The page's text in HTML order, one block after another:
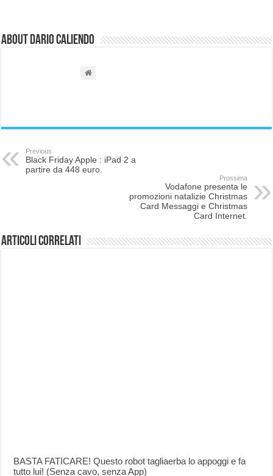
About Dario Caliendo
Previous
Black Friday Apple : iPad 2 a
partire da 448 euro.
Prossima
Vodafone presenta le
promozioni natalizie Christmas
Card Messaggi e Christmas
Card Internet.
Articoli correlati
BASTA FATICARE! Questo robot tagliaerba lo appoggi e fa
tutto lui! (Senza cavo, senza App)